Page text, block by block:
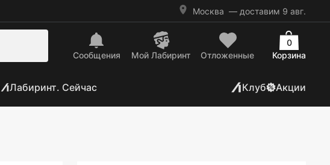
Москва — доставим 9 авг.
Сообщения Mой Лабиринт Отложенные Корзина
0
Лабиринт. Сейчас Клуб Акции